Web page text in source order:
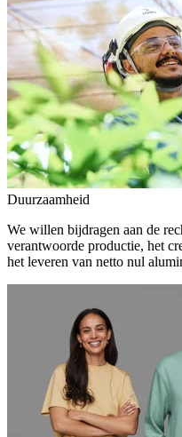
Duurzaamheid
We willen bijdragen aan de
verantwoorde productie, het
het leveren van netto nul